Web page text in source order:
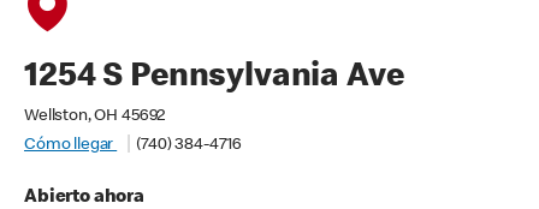
1254 S Pennsylvania Ave
Wellston, OH 45692
Cómo llegar
(740) 384-4716
Abierto ahora